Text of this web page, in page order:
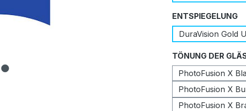
ENTSPIEGELUNG
DuraVision Gold
TÖNUNG DER
PhotoFusion X
PhotoFusion X
PhotoFusion X